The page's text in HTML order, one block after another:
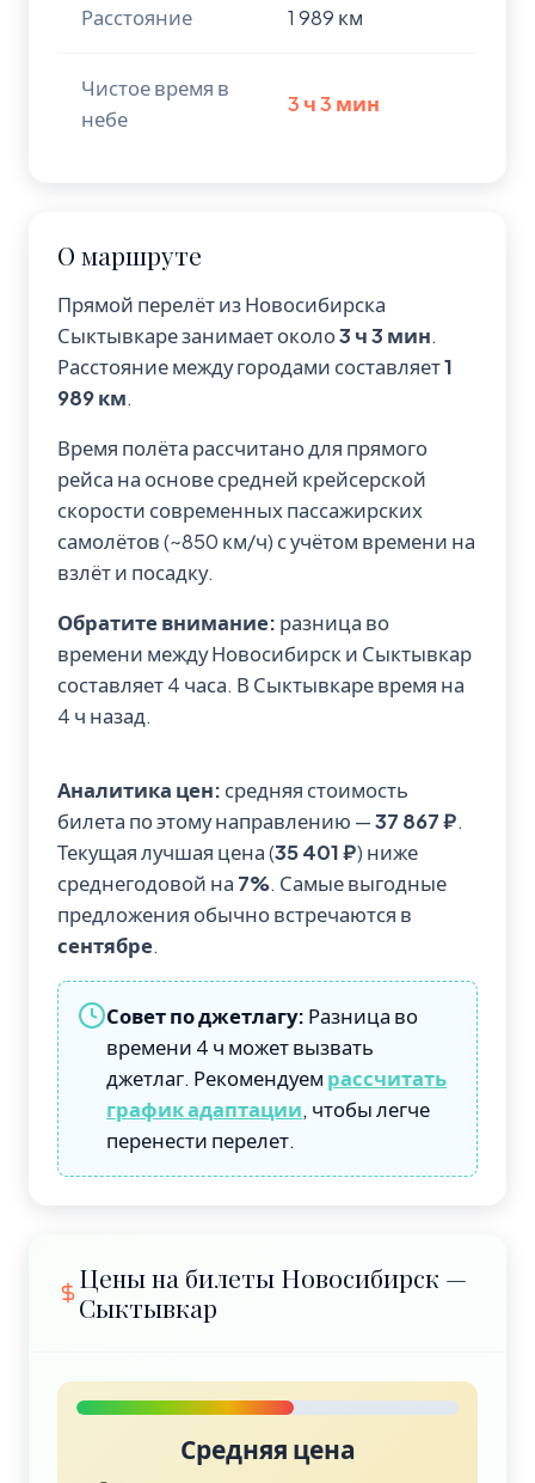
Расстояние 1 989 км
Чистое время в
небе
3 ч 3 мин
О маршруте
Прямой перелёт из Новосибирска
Сыктывкаре занимает около3 ч 3 мин.
Расстояние между городами составляет1
989 км.
Время полёта рассчитано для прямого
рейса на основе средней крейсерской
скорости современных пассажирских
самолётов (~850 км/ч) с учётом времени на
взлёт и посадку.
Обратите внимание: разница во
времени между Новосибирск и Сыктывкар
составляет 4 часа. В Сыктывкаре время на
4 ч назад.
Аналитика цен: средняя стоимость
билета по этому направлению —37 867 ₽.
Текущая лучшая цена (35 401 ₽) ниже
среднегодовой на 7%. Самые выгодные
предложения обычно встречаются в
сентябре.
Совет по джетлагу: Разница во
времени 4 ч может вызвать
джетлаг. Рекомендуем рассчитать
график адаптации, чтобы легче
перенести перелет.
Цены на билеты Новосибирск —
Сыктывкар
Средняя цена